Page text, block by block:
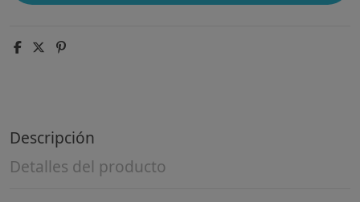
Descripción
Detalles del producto